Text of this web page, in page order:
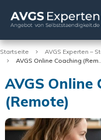
Startseite AVGS Experten –
AVGS
AVGS Online
(Remote)